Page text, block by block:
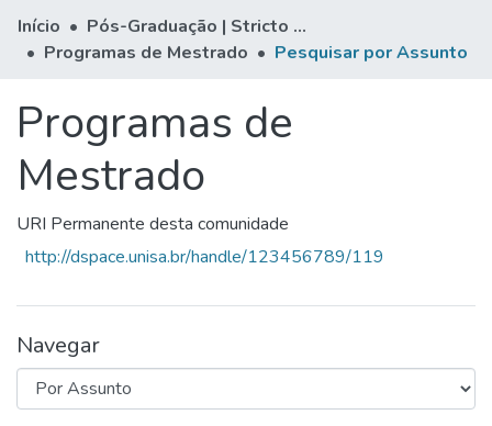
Início
Pós-Graduação | Stricto Sensu
Programas de Mestrado
Pesquisar por Assunto
Programas de
Mestrado
URI Permanente desta comunidade
http://dspace.unisa.br/handle/123456789/119
Navegar